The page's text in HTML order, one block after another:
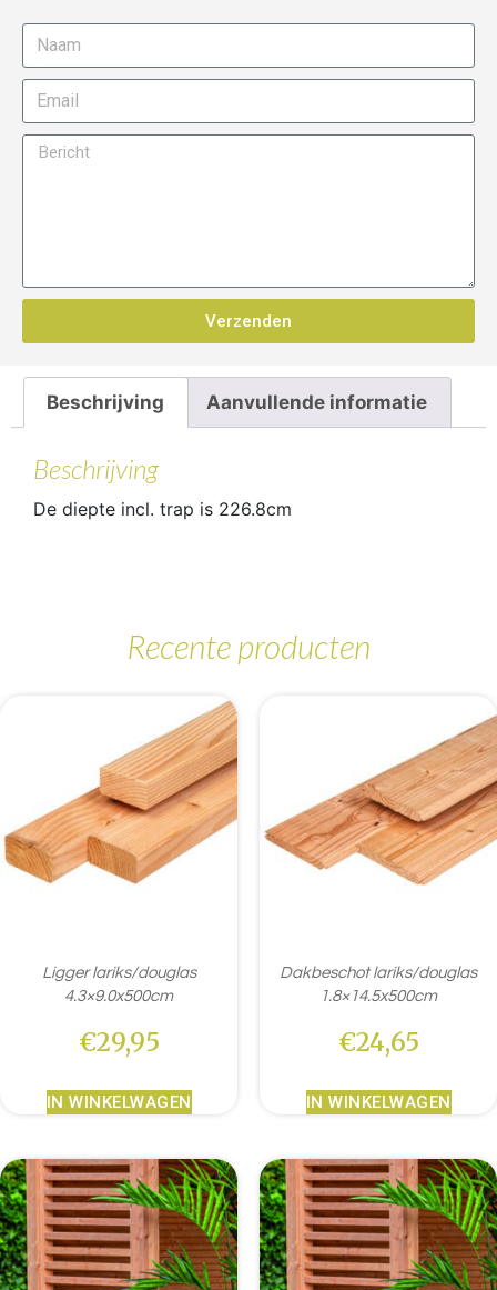
Verzenden
Beschrijving Aanvullende informatie
Beschrijving
De diepte incl. trap is 226.8cm
Recente producten
Ligger lariks/douglas
4.3×9.0x500cm
€29,95
IN WINKELWAGEN
Dakbeschot lariks/douglas
1.8×14.5x500cm
€24,65
IN WINKELWAGEN